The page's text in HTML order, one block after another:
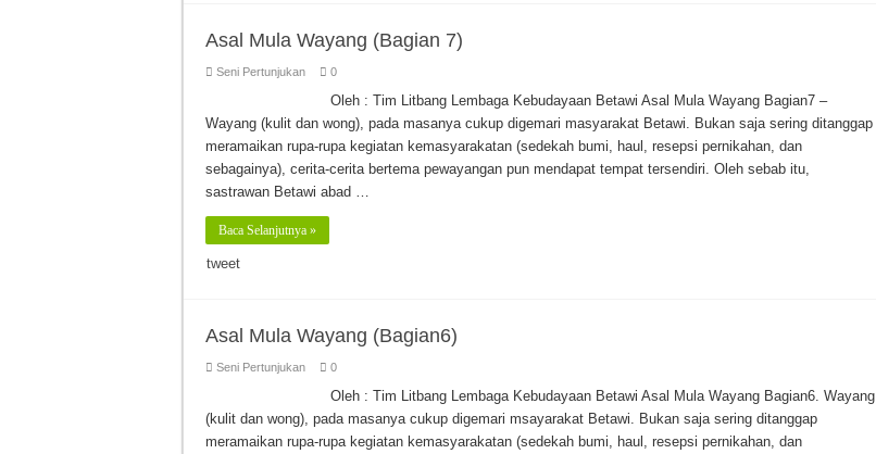
Asal Mula Wayang (Bagian 7)
Seni Pertunjukan 0
Oleh : Tim Litbang Lembaga Kebudayaan Betawi Asal Mula Wayang Bagian7 –
Wayang (kulit dan wong), pada masanya cukup digemari masyarakat Betawi. Bukan saja sering ditanggap
meramaikan rupa-rupa kegiatan kemasyarakatan (sedekah bumi, haul, resepsi pernikahan, dan
sebagainya), cerita-cerita bertema pewayangan pun mendapat tempat tersendiri. Oleh sebab itu,
sastrawan Betawi abad …
Baca Selanjutnya »
tweet
Asal Mula Wayang (Bagian6)
Seni Pertunjukan 0
Oleh : Tim Litbang Lembaga Kebudayaan Betawi Asal Mula Wayang Bagian6. Wayang
(kulit dan wong), pada masanya cukup digemari msayarakat Betawi. Bukan saja sering ditanggap
meramaikan rupa-rupa kegiatan kemasyarakatan (sedekah bumi, haul, resepsi pernikahan, dan